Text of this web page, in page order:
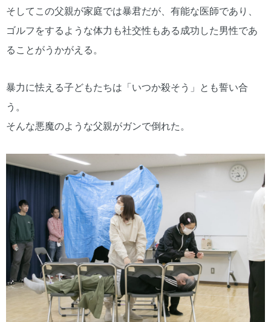
そしてこの父親が家庭では暴君だが、有能な医師であり、
ゴルフをするような体力も社交性もある成功した男性であ
ることがうかがえる。
暴力に怯える子どもたちは「いつか殺そう」とも誓い合
う。
そんな悪魔のような父親がガンで倒れた。